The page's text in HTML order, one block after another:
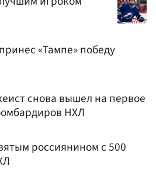
«Тампе» победу
снова вышел на первое
НХЛ
россиянином с 500